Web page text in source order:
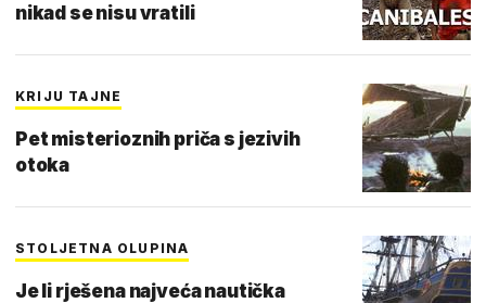
nikad se nisu vratili
KRIJU TAJNE
Pet misterioznih priča s jezivih
otoka
STOLJETNA OLUPINA
Je li rješena najveća nautička